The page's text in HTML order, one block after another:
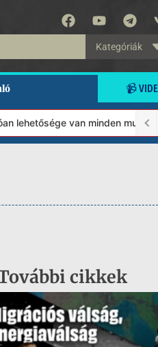
Kategóriák
📹
van minden
cikkek